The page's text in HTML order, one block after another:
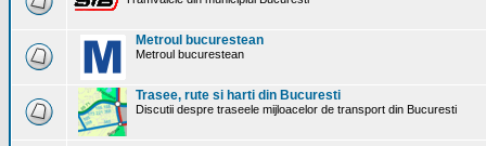
Metroul bucurestean
Metroul bucurestean
Trasee, rute si harti din Bucuresti
Discutii despre traseele mijloacelor de transport din Bucuresti